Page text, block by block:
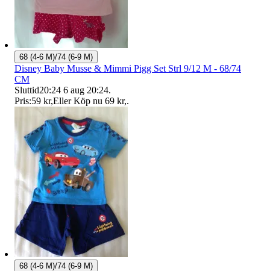
68 (4-6 M)/74 (6-9 M)
Disney Baby Musse & Mimmi Pigg Set Strl 9/12 M - 68/74
CM
Sluttid20:24 6 aug 20:24.
Pris:59 kr,Eller Köp nu 69 kr,.
68 (4-6 M)/74 (6-9 M)